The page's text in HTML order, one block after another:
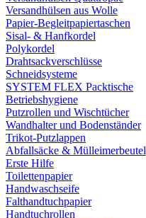
Versandhülsen aus Wolle
Papier-Begleitpapiertaschen
Sisal- & Hanfkordel
Polykordel
Drahtsackverschlüsse
Schneidsysteme
SYSTEM FLEX Packtische
Betriebshygiene
Putzrollen und Wischtücher
Wandhalter und Bodenständer
Trikot-Putzlappen
Abfallsäcke & Mülleimerbeutel
Erste Hilfe
Toilettenpapier
Handwaschseife
Falthandtuchpapier
Handtuchrollen